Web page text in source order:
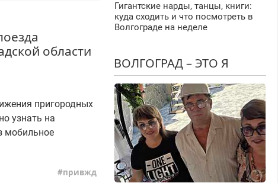
области
пригородных
узнать на
мобильное
привжд
Гигантские нарды, танцы, книги:
куда сходить и что посмотреть в
Волгограде на неделе
ВОЛГОГРАД – ЭТО Я